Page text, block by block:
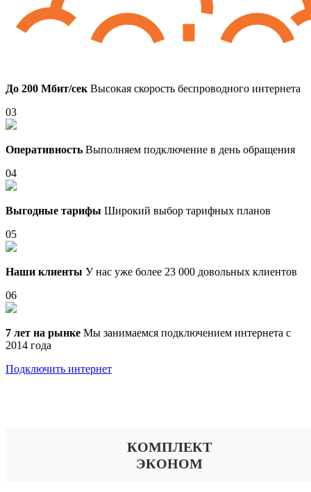
До 200 Мбит/сек Высокая скорость беспроводного интернета
03
Оперативность Выполняем подключение в день обращения
04
Выгодные тарифы Широкий выбор тарифных планов
05
Наши клиенты У нас уже более 23 000 довольных клиентов
06
7 лет на рынке Мы занимаемся подключением интернета с
2014 года
Подключить интернет
КОМПЛЕКТ
ЭКОНОМ